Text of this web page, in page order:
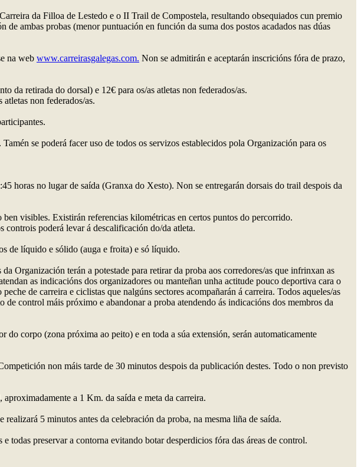
da Filloa de Lestedo e o II Trail de Compostela, resultando obsequiados cun premio
ambas probas (menor puntuación en función da suma dos postos acadados nas dúas
na web www.carreirasgalegas.com. Non se admitirán e aceptarán inscricións fóra de prazo,
da retirada do dorsal) e 12€ para os/as atletas non federados/as.
non federados/as.
se poderá facer uso de todos os servizos establecidos pola Organización para os
horas no lugar de saída (Granxa do Xesto). Non se entregarán dorsais do trail despois da
visibles. Existirán referencias kilométricas en certos puntos do percorrido.
poderá levar á descalificación do/da atleta.
de líquido e sólido (auga e froita) e só líquido.
Organización terán a potestade para retirar da proba aos corredores/as que infrinxan as
as indicacións dos organizadores ou manteñan unha actitude pouco deportiva cara o
de carreira e ciclistas que nalgúns sectores acompañarán á carreira. Todos aqueles/as
control máis próximo e abandonar a proba atendendo ás indicacións dos membros da
do corpo (zona próxima ao peito) e en toda a súa extensión, serán automaticamente
non máis tarde de 30 minutos despois da publicación destes. Todo o non previsto
a 1 Km. da saída e meta da carreira.
5 minutos antes da celebración da proba, na mesma liña de saída.
todas preservar a contorna evitando botar desperdicios fóra das áreas de control.